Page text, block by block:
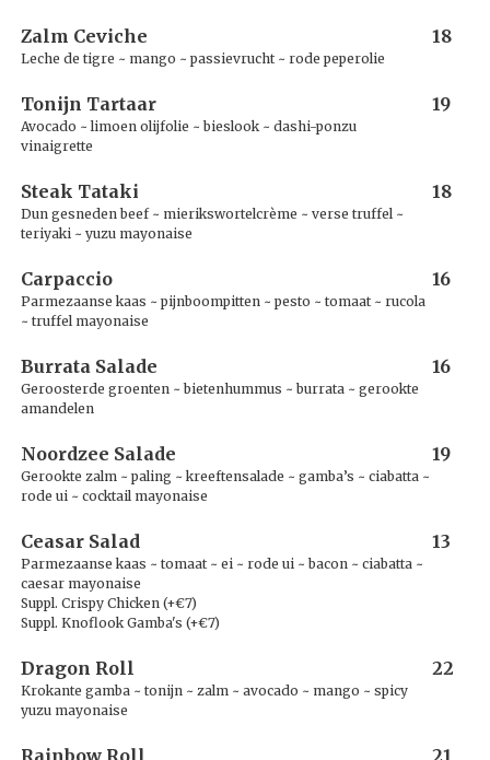
Zalm Ceviche 18
Leche de tigre ~ mango ~ passievrucht ~ rode peperolie
Tonijn Tartaar 19
Avocado ~ limoen olijfolie ~ bieslook ~ dashi-ponzu
vinaigrette
Steak Tataki 18
Dun gesneden beef ~ mierikswortelcrème ~ verse truffel ~
teriyaki ~ yuzu mayonaise
Carpaccio 16
Parmezaanse kaas ~ pijnboompitten ~ pesto ~ tomaat ~ rucola
~ truffel mayonaise
Burrata Salade 16
Geroosterde groenten ~ bietenhummus ~ burrata ~ gerookte
amandelen
Noordzee Salade 19
Gerookte zalm ~ paling ~ kreeftensalade ~ gamba’s ~ ciabatta ~
rode ui ~ cocktail mayonaise
Ceasar Salad 13
Parmezaanse kaas ~ tomaat ~ ei ~ rode ui ~ bacon ~ ciabatta ~
caesar mayonaise
Suppl. Crispy Chicken (+€7)
Suppl. Knoflook Gamba's (+€7)
Dragon Roll 22
Krokante gamba ~ tonijn ~ zalm ~ avocado ~ mango ~ spicy
yuzu mayonaise
Rainbow Roll 21